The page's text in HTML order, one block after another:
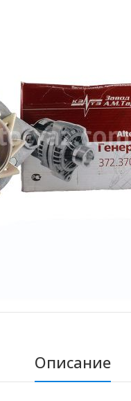
Описание